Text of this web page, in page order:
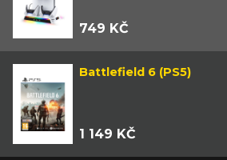
749 KČ
Battlefield 6 (PS5)
1 149 KČ